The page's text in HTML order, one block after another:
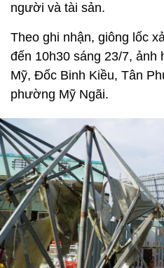
người và tài sản.
Theo ghi nhận, giông lốc
đến 10h30 sáng 23/7, ảnh
Mỹ, Đốc Binh Kiều, Tân
phường Mỹ Ngãi.